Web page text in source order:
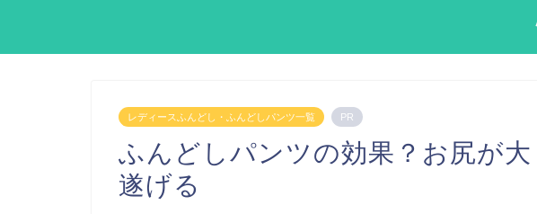
レディースふんどし・ふんどしパンツ一覧 PR
ふんどしパンツの効果？お尻が大
遂げる